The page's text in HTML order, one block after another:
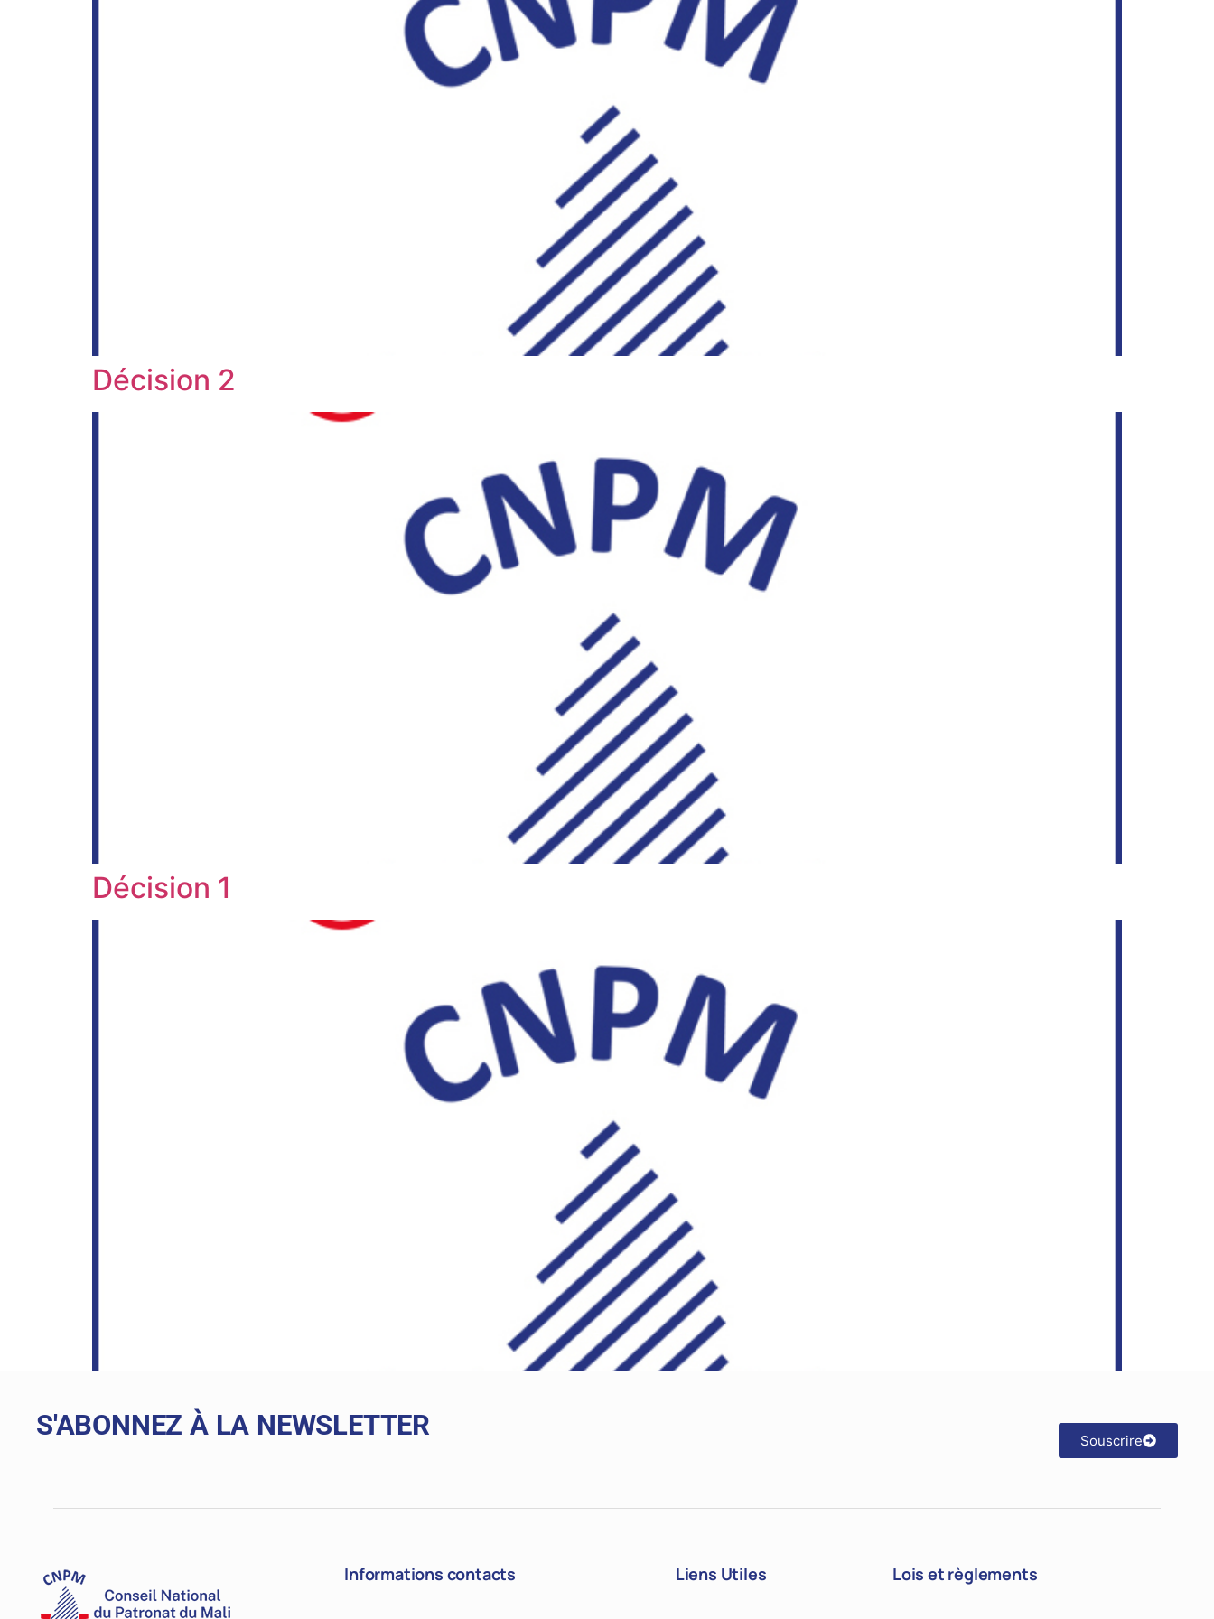
Décision 2
Décision 1
S'ABONNEZ À LA NEWSLETTER Souscrire
Informations contacts Liens Utiles Lois et règlements